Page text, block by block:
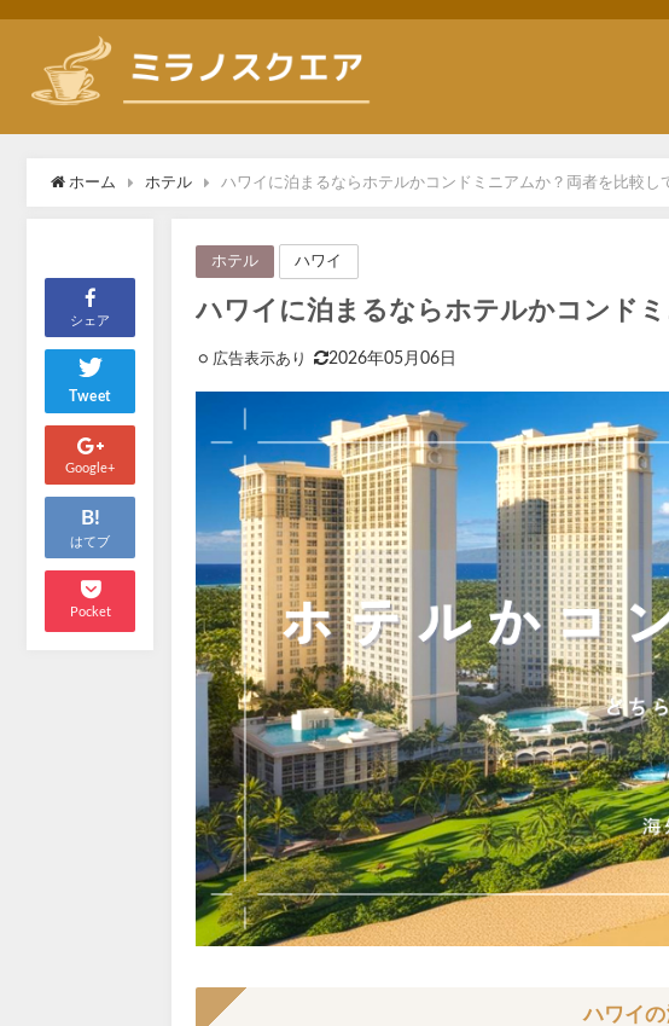
ホーム ホテル ハワイに泊まるならホテルかコンドミニアムか？両者を比較し
シェア
Tweet
Google+
B!
はてブ
Pocket
ホテル ハワイ
ハワイに泊まるならホテルかコンド
2026年05月06日
ハワイ